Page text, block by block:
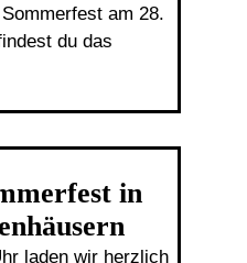
am 28.
du das
in
laden wir herzlich